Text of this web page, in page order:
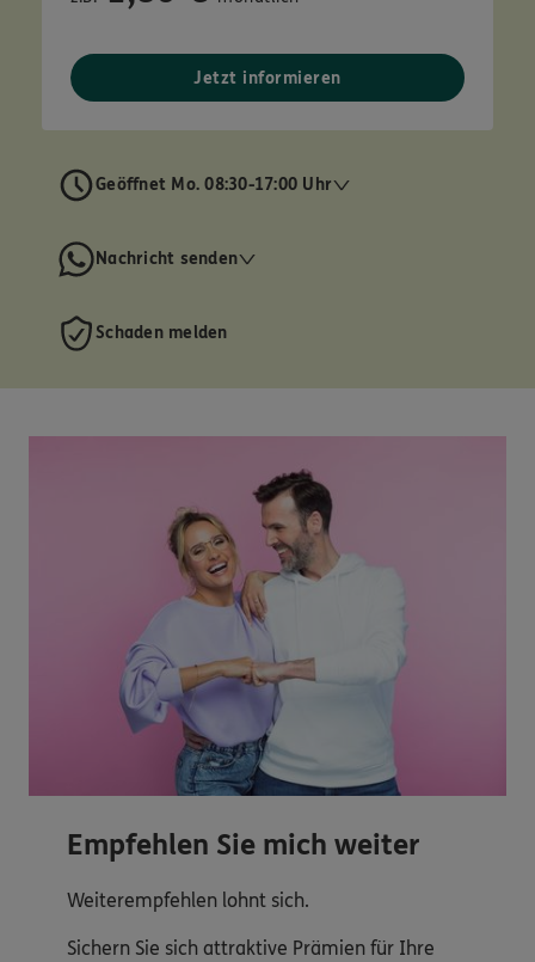
Jetzt informieren
Geöffnet Mo. 08:30-17:00 Uhr
Nachricht senden
Schaden melden
Empfehlen Sie mich weiter
Weiterempfehlen lohnt sich.
Sichern Sie sich attraktive Prämien für Ihre